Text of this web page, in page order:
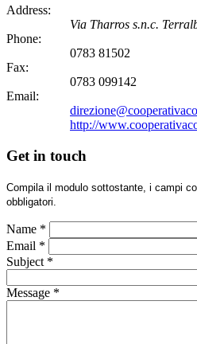
Address:
Via Tharros s.n.c.
Phone:
0783 81502
Fax:
0783 099142
Email:
http://
Get in touch
Compila il modulo sottostante, i campi
obbligatori.
Name *
Email *
Subject *
Message *